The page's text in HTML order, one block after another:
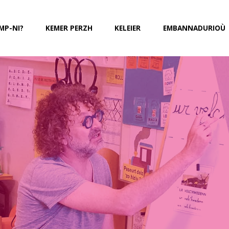
NI? KEMER PERZH KELEIER EMBANNADURIOÙ